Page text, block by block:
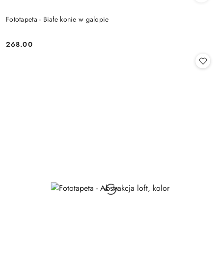
Fototapeta - Białe konie w galopie
Cena:
268.00